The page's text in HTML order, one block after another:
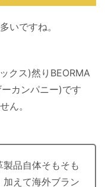
いですね。
クス)然りBEORMA
カンパニー)です
ん。
品自体そもそも
えて海外ブラン